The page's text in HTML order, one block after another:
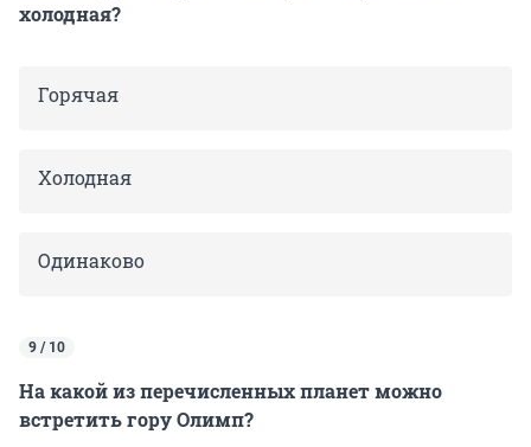
холодная?
Горячая
Холодная
Одинаково
9 / 10
На какой из перечисленных планет можно
встретить гору Олимп?